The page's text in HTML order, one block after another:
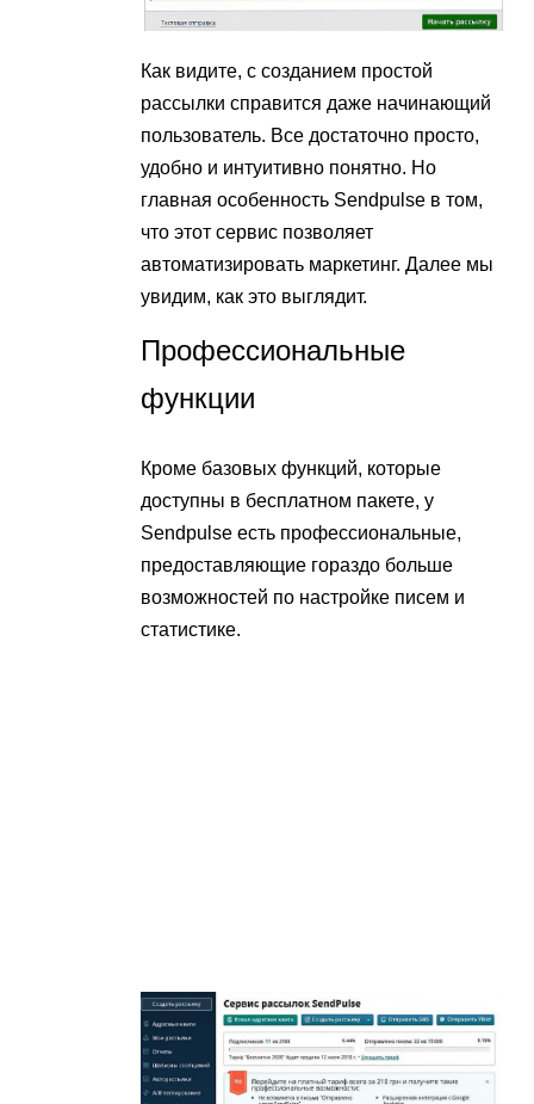
Как видите, с созданием простой
рассылки справится даже начинающий
пользователь. Все достаточно просто,
удобно и интуитивно понятно. Но
главная особенность Sendpulse в том,
что этот сервис позволяет
автоматизировать маркетинг. Далее мы
увидим, как это выглядит.
Профессиональные
функции
Кроме базовых функций, которые
доступны в бесплатном пакете, у
Sendpulse есть профессиональные,
предоставляющие гораздо больше
возможностей по настройке писем и
статистике.